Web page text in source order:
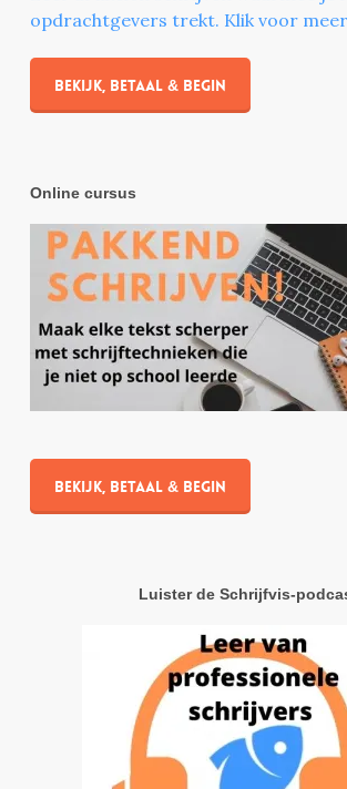
opdrachtgevers trekt. Klik voor
Bekijk, betaal & begin
Online cursus
Bekijk, betaal & begin
Luister de Schrijfvis-